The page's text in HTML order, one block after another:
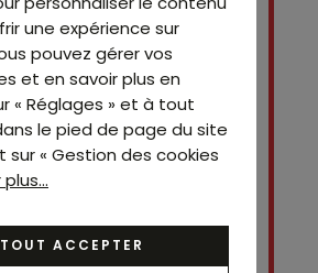
Simon SITRUK
06 28 53 07 42
une expérience sur
pouvez gérer vos
et en savoir plus en
« Réglages » et à tout
le pied de page du site
sur « Gestion des cookies
TOUT ACCEPTER